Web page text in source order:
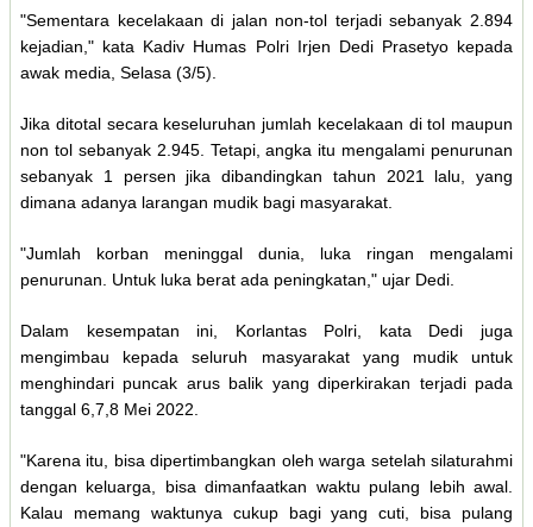
"Sementara kecelakaan di jalan non-tol terjadi sebanyak 2.894
kejadian," kata Kadiv Humas Polri Irjen Dedi Prasetyo kepada
awak media, Selasa (3/5).
Jika ditotal secara keseluruhan jumlah kecelakaan di tol maupun
non tol sebanyak 2.945. Tetapi, angka itu mengalami penurunan
sebanyak 1 persen jika dibandingkan tahun 2021 lalu, yang
dimana adanya larangan mudik bagi masyarakat.
"Jumlah korban meninggal dunia, luka ringan mengalami
penurunan. Untuk luka berat ada peningkatan," ujar Dedi.
Dalam kesempatan ini, Korlantas Polri, kata Dedi juga
mengimbau kepada seluruh masyarakat yang mudik untuk
menghindari puncak arus balik yang diperkirakan terjadi pada
tanggal 6,7,8 Mei 2022.
"Karena itu, bisa dipertimbangkan oleh warga setelah silaturahmi
dengan keluarga, bisa dimanfaatkan waktu pulang lebih awal.
Kalau memang waktunya cukup bagi yang cuti, bisa pulang